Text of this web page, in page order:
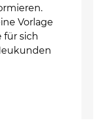
Vorlage
für sich